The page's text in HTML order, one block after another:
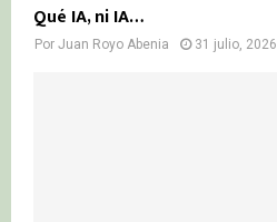
Qué IA, ni IA…
Por Juan Royo Abenia 31 julio, 2026